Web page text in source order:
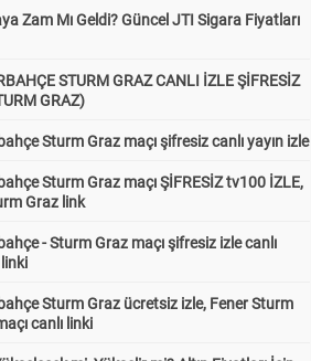
Zam Mı Geldi? Güncel JTI Sigara Fiyatları
STURM GRAZ CANLI İZLE ŞİFRESİZ
GRAZ)
Sturm Graz maçı şifresiz canlı yayın izle
Sturm Graz maçı ŞİFRESİZ tv100 İZLE,
Graz link
- Sturm Graz maçı şifresiz izle canlı
Sturm Graz ücretsiz izle, Fener Sturm
canlı linki